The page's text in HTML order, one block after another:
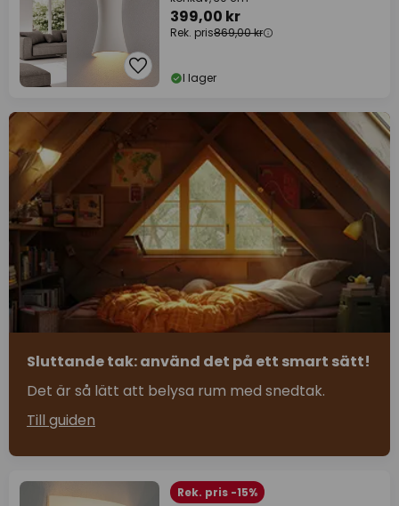
399,00 kr
Rek. pris869,00 kr
I lager
Sluttande tak: använd det på ett smart sätt!
Det är så lätt att belysa rum med snedtak.
Till guiden
Rek. pris -15%